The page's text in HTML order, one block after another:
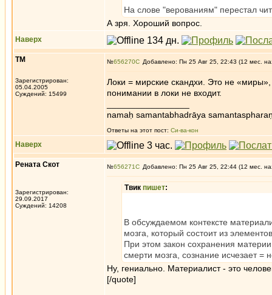
На слове "верованиям" перестал
А зря. Хороший вопрос.
Наверх
ТМ
Зарегистрирован:
05.04.2005
Суждений: 15499
№656270 Добавлено: Пн 25 Авг 25, 22:43 (12 мес.
Локи = мирские скандхи. Это не
понимании в локи не входит.
namaḥ samantabhadrāya
Ответы на этот пост: Си-ва-кон
Наверх
Рената Скот
Зарегистрирован:
29.09.2017
Суждений: 14208
№656271 Добавлено: Пн 25 Авг 25, 22:44 (12 мес.
Твик пишет:
В обсуждаемом контексте
мозга, который состоит из
При этом закон сохранения
смерти мозга, сознание исчезает
Ну, гениально. Материалист - это
[/quote]